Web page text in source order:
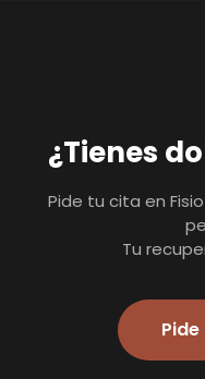
¿Tienes
Pide tu cita en
Tu